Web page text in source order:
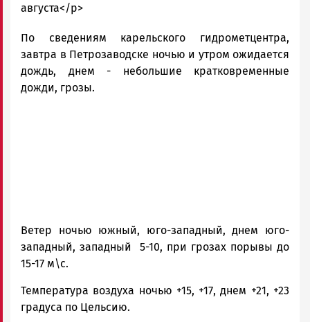
Новости
и
Карелии
|
Петрозаводск
августа</p>
По сведениям карельского гидрометцентра,
завтра в Петрозаводске ночью и утром ожидается
дождь, днем - небольшие кратковременные
дожди, грозы.
Ветер ночью южный, юго-западный, днем юго-
западный, западный 5-10, при грозах порывы до
15-17 м\с.
Температура воздуха ночью +15, +17, днем +21, +23
градуса по Цельсию.